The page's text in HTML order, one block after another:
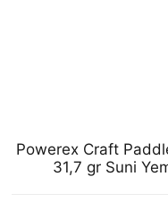
Powerex Craft
31,7 gr Suni